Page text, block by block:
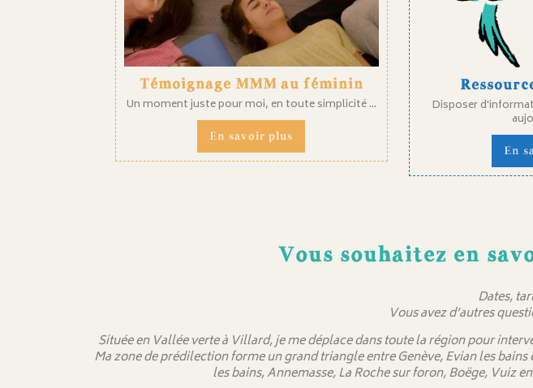
Témoignage MMM au féminin
Un moment juste pour moi, en toute simplicité ...
En savoir plus
Disposer
En
Vous souhaitez en
Dates,
Vous avez d’autres
Située en Vallée verte à Villard, je me déplace dans toute la région pour
Ma zone de prédilection forme un grand triangle entre Genève, Evian les
les bains, Annemasse, La Roche sur foron, Boëge, Vuiz